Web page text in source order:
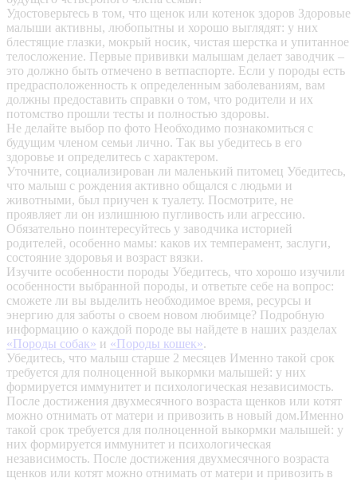
Удостоверьтесь в том, что щенок или котенок здоров Здоровые
малыши активны, любопытны и хорошо выглядят: у них
блестящие глазки, мокрый носик, чистая шерстка и упитанное
телосложение. Первые прививки малышам делает заводчик –
это должно быть отмечено в ветпаспорте. Если у породы есть
предрасположенность к определенным заболеваниям, вам
должны предоставить справки о том, что родители и их
потомство прошли тесты и полностью здоровы.
Не делайте выбор по фото Необходимо познакомиться с
будущим членом семьи лично. Так вы убедитесь в его
здоровье и определитесь с характером.
Уточните, социализирован ли маленький питомец Убедитесь,
что малыш с рождения активно общался с людьми и
животными, был приучен к туалету. Посмотрите, не
проявляет ли он излишнюю пугливость или агрессию.
Обязательно поинтересуйтесь у заводчика историей
родителей, особенно мамы: каков их темперамент, заслуги,
состояние здоровья и возраст вязки.
Изучите особенности породы Убедитесь, что хорошо изучили
особенности выбранной породы, и ответьте себе на вопрос:
сможете ли вы выделить необходимое время, ресурсы и
энергию для заботы о своем новом любимце? Подробную
информацию о каждой породе вы найдете в наших разделах
«Породы собак» и «Породы кошек».
Убедитесь, что малыш старше 2 месяцев Именно такой срок
требуется для полноценной выкормки малышей: у них
формируется иммунитет и психологическая независимость.
После достижения двухмесячного возраста щенков или котят
можно отнимать от матери и привозить в новый дом.Именно
такой срок требуется для полноценной выкормки малышей: у
них формируется иммунитет и психологическая
независимость. После достижения двухмесячного возраста
щенков или котят можно отнимать от матери и привозить в